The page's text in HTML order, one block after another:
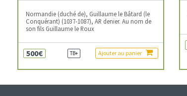
Normandie (duché de), Guillaume le Bâtard (le
Conquérant) (1037-1087), AR denier. Au nom de
son fils Guillaume le Roux
500€ TB+ Ajouter au panier